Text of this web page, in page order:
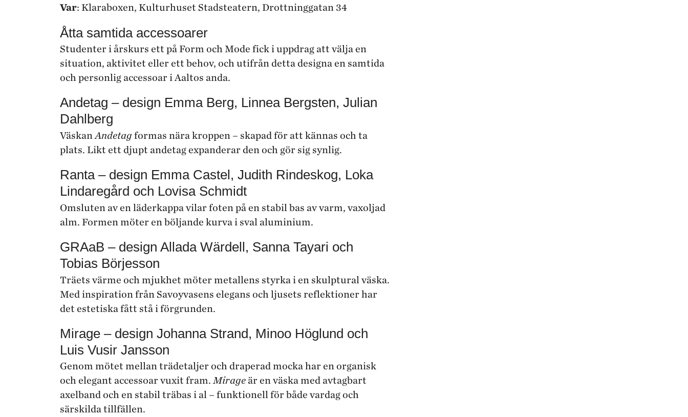
Var: Klaraboxen, Kulturhuset Stadsteatern, Drottninggatan 34
Åtta samtida accessoarer
Studenter i årskurs ett på Form och Mode fick i uppdrag att välja en
situation, aktivitet eller ett behov, och utifrån detta designa en samtida
och personlig accessoar i Aaltos anda.
Andetag – design Emma Berg, Linnea Bergsten, Julian
Dahlberg
VäskanAndetagformas nära kroppen – skapad för att kännas och ta
plats. Likt ett djupt andetag expanderar den och gör sig synlig.
Ranta – design Emma Castel, Judith Rindeskog, Loka
Lindaregård och Lovisa Schmidt
Omsluten av en läderkappa vilar foten på en stabil bas av varm, vaxoljad
alm. Formen möter en böljande kurva i sval aluminium.
GRAaB – design Allada Wärdell, Sanna Tayari och
Tobias Börjesson
Träets värme och mjukhet möter metallens styrka i en skulptural väska.
Med inspiration från Savoyvasens elegans och ljusets reflektioner har
det estetiska fått stå i förgrunden.
Mirage – design Johanna Strand, Minoo Höglund och
Luis Vusir Jansson
Genom mötet mellan trädetaljer och draperad mocka har en organisk
och elegant accessoar vuxit fram.Mirage är en väska med avtagbart
axelband och en stabil träbas i al – funktionell för både vardag och
särskilda tillfällen.